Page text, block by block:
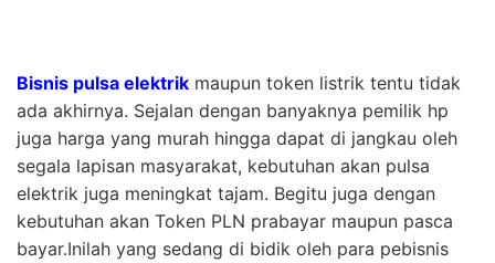
Bisnis pulsa elektrik maupun token listrik tentu tidak
ada akhirnya. Sejalan dengan banyaknya pemilik hp
juga harga yang murah hingga dapat di jangkau oleh
segala lapisan masyarakat, kebutuhan akan pulsa
elektrik juga meningkat tajam. Begitu juga dengan
kebutuhan akan Token PLN prabayar maupun pasca
bayar.Inilah yang sedang di bidik oleh para pebisnis